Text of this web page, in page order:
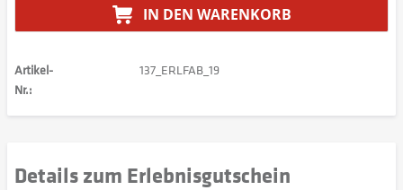
IN DEN WARENKORB
Artikel-
Nr.:
137_ERLFAB_19
Details zum Erlebnisgutschein